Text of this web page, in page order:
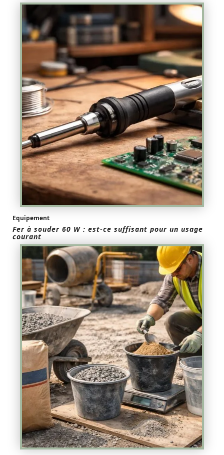
Equipement
Fer à souder 60 W : est-ce suffisant pour un usage
courant